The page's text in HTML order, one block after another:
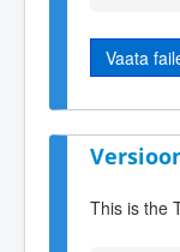
Vaata
This is the